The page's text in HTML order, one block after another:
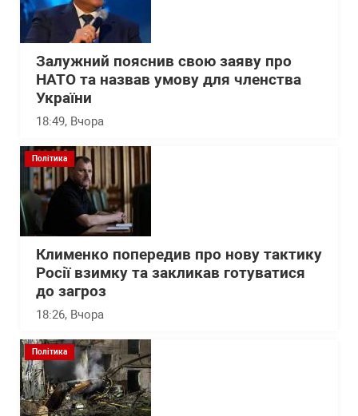
Залужний пояснив свою заяву про
НАТО та назвав умову для членства
України
18:49, Вчора
Політика
Клименко попередив про нову тактику
Росії взимку та закликав готуватися
до загроз
18:26, Вчора
Політика